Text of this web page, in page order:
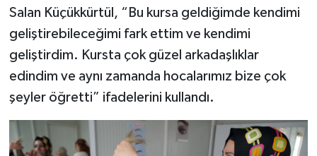
Salan Küçükkürtül, “Bu kursa geldiğimde kendimi
geliştirebileceğimi fark ettim ve kendimi
geliştirdim. Kursta çok güzel arkadaşlıklar
edindim ve aynı zamanda hocalarımız bize çok
şeyler öğretti” ifadelerini kullandı.